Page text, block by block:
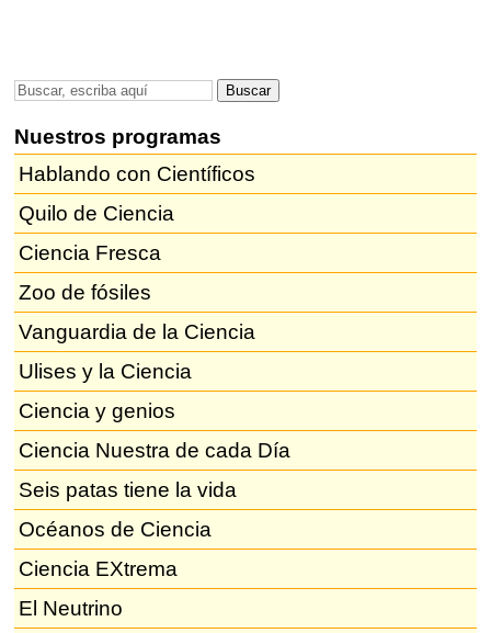
Nuestros programas
Hablando con Científicos
Quilo de Ciencia
Ciencia Fresca
Zoo de fósiles
Vanguardia de la Ciencia
Ulises y la Ciencia
Ciencia y genios
Ciencia Nuestra de cada Día
Seis patas tiene la vida
Océanos de Ciencia
Ciencia EXtrema
El Neutrino